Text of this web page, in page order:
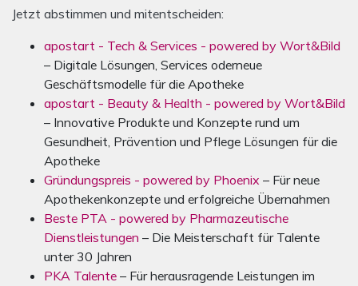
Jetzt abstimmen und mitentscheiden:
apostart - Tech & Services - powered by Wort&Bild
– Digitale Lösungen, Services oderneue
Geschäftsmodelle für die Apotheke
apostart - Beauty & Health - powered by Wort&Bild
– Innovative Produkte und Konzepte rund um
Gesundheit, Prävention und Pflege Lösungen für die
Apotheke
Gründungspreis - powered by Phoenix – Für neue
Apothekenkonzepte und erfolgreiche Übernahmen
Beste PTA - powered by Pharmazeutische
Dienstleistungen – Die Meisterschaft für Talente
unter 30 Jahren
PKA Talente – Für herausragende Leistungen im